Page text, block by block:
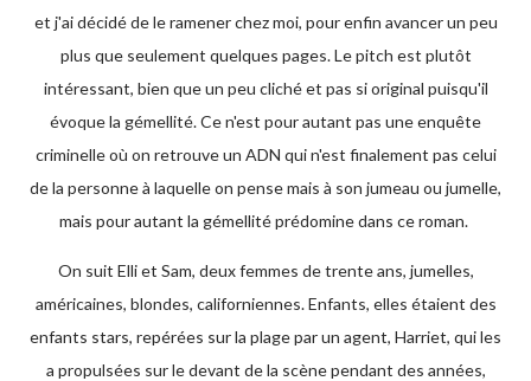
et j'ai décidé de le ramener chez moi, pour enfin avancer un peu
plus que seulement quelques pages. Le pitch est plutôt
intéressant, bien que un peu cliché et pas si original puisqu'il
évoque la gémellité. Ce n'est pour autant pas une enquête
criminelle où on retrouve un ADN qui n'est finalement pas celui
de la personne à laquelle on pense mais à son jumeau ou jumelle,
mais pour autant la gémellité prédomine dans ce roman.
On suit Elli et Sam, deux femmes de trente ans, jumelles,
américaines, blondes, californiennes. Enfants, elles étaient des
enfants stars, repérées sur la plage par un agent, Harriet, qui les
a propulsées sur le devant de la scène pendant des années,